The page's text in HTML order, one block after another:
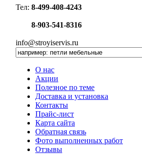
Тел: 8-499-408-4243
8-903-541-8316
info@stroyiservis.ru
О нас
Акции
Полезное по теме
Доставка и установка
Контакты
Прайс-лист
Карта сайта
Обратная связь
Фото выполненных работ
Отзывы